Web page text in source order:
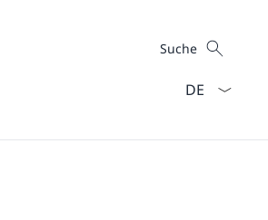
Suche
Suche